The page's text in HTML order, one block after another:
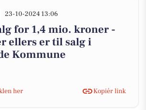
23-10-2024 13:06
for 1,4 mio. kroner -
ellers er til salg i
Kommune
her
Kopiér link